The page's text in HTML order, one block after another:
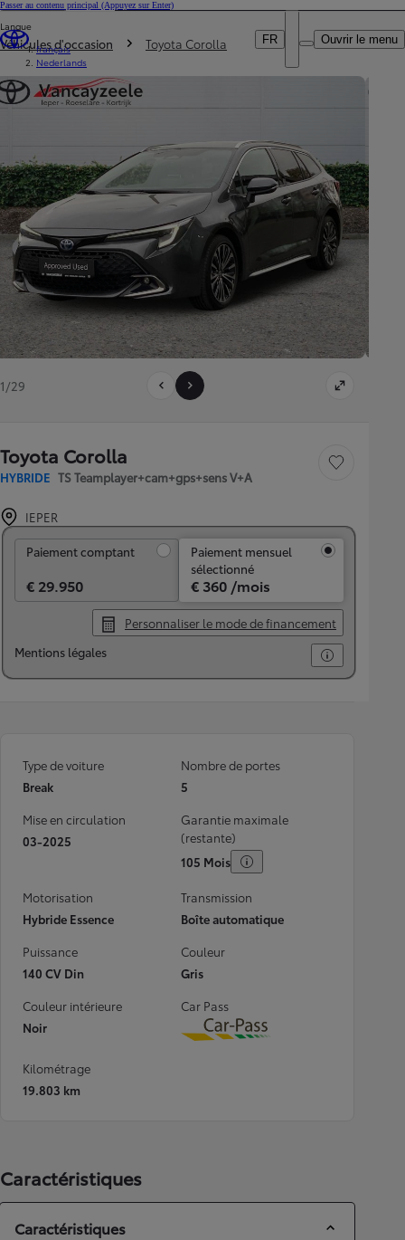
Passer au contenu principal (Appuyez sur Enter)
Professionnel
DEALER NAME
FR
Langue
français
Nederlands
Ouvrir le menu
Vous êtes ici
Véhicules d'occasion Toyota Corolla
1/29
Toyota Corolla
HYBRIDE TS Teamplayer+cam+gps+sens V+A
Sauvegarder le
IEPER
Paiement comptant
€ 29.950
Paiement mensuel
sélectionné
€ 360 /mois
Personnaliser le mode de financement
Mentions légales
Type de voiture
Break
Nombre de portes
5
Mise en circulation
03-2025
Garantie maximale
(restante)
105 Mois
Motorisation
Hybride Essence
Transmission
Boîte automatique
Puissance
140 CV Din
Couleur
Gris
Couleur intérieure
Noir
Car Pass
Download
Kilométrage
19.803 km
Caractéristiques
Caractéristiques